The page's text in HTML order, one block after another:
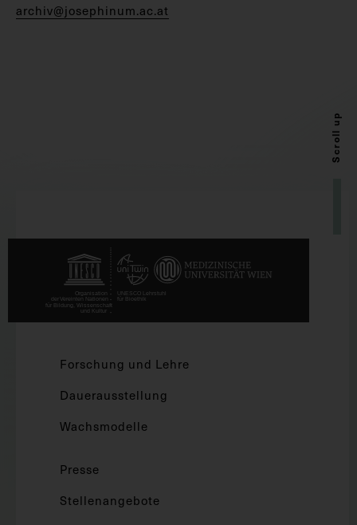
archiv@josephinum.ac.at
Scroll up
Forschung und Lehre
Dauerausstellung
Wachsmodelle
Presse
Stellenangebote